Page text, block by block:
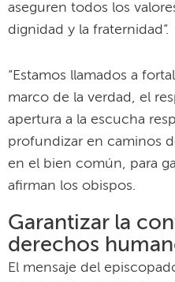
aseguren todos los
dignidad y la fraternidad”.
“Estamos llamados a
marco de la verdad, el
apertura a la escucha
profundizar en caminos
en el bien común, para
afirman los obispos.
Garantizar la
derechos
El mensaje del